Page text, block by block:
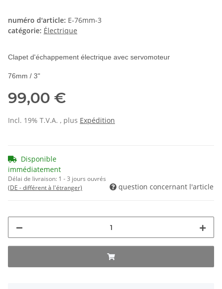
numéro d'article: E-76mm-3
catégorie: Électrique
Clapet d'échappement électrique avec servomoteur
76mm / 3"
99,00 €
Incl. 19% T.V.A. , plus Expédition
Disponible
immédiatement
Délai de livraison: 1 - 3 jours ouvrés
(DE - différent à l'étranger)
question concernant l'article